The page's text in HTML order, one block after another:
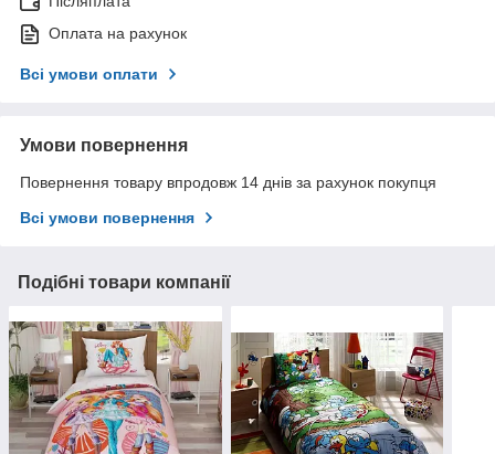
Оплата на рахунок
Всі умови оплати
Умови повернення
Повернення товару впродовж 14 днів за рахунок покупця
Всі умови повернення
Подібні товари компанії